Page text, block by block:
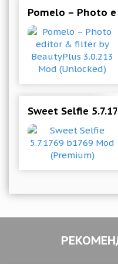
Pomelo – Photo
Sweet Selfie